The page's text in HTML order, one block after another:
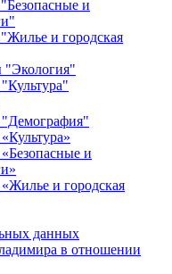
и
и городская
"Экология"
"Демография"
и
и городская
данных
в отношении